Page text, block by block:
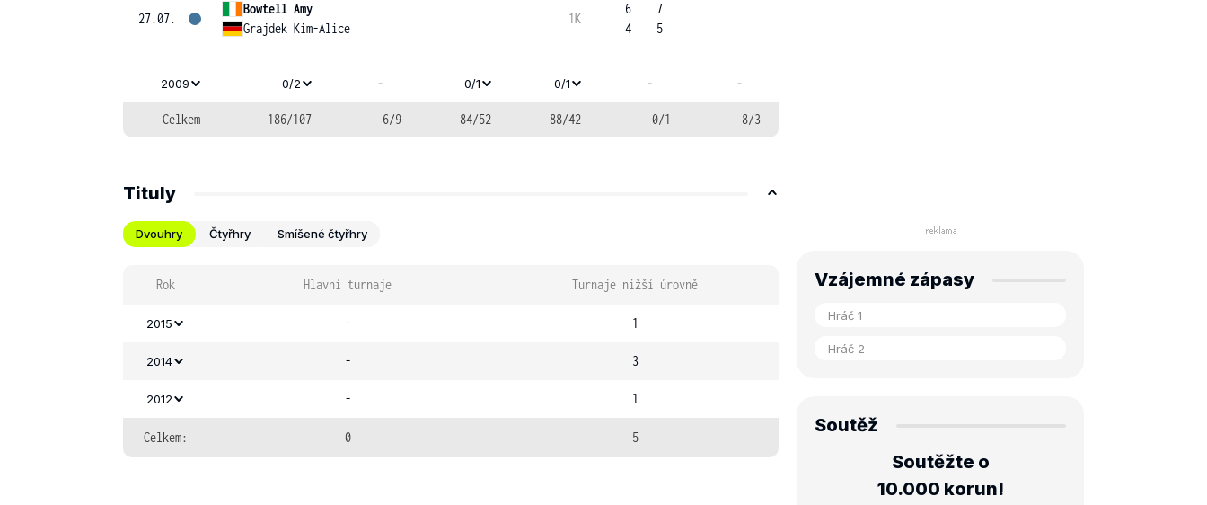
27.07.
Bowtell Amy
Grajdek Kim-Alice
1K
6
4
7
5
2009 0/2 - 0/1 0/1 - -
Celkem 186/107 6/9 84/52 88/42 0/1 8/3
Tituly
Dvouhry Čtyřhry Smíšené čtyřhry
Rok Hlavní turnaje Turnaje nižší úrovně
2015 - 1
2014 - 3
2012 - 1
Celkem: 0 5
Vzájemné zápasy
Soutěž
Soutěžte o
10.000 korun!